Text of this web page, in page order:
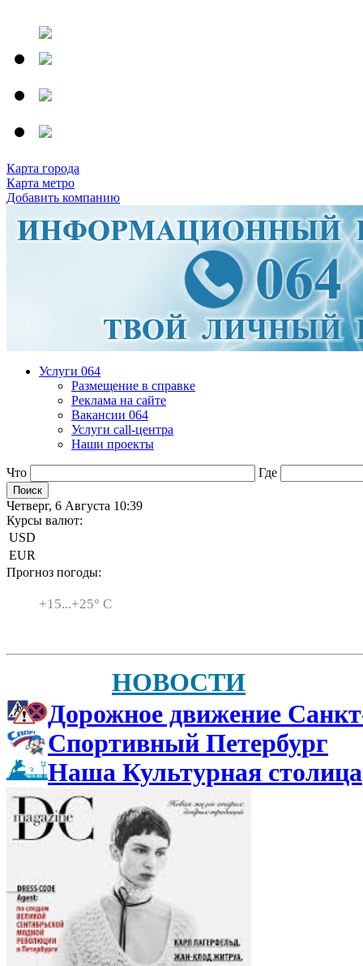
Карта города
Карта метро
Добавить компанию
Услуги 064
Размещение в справке
Реклама на сайте
Вакансии 064
Услуги call-центра
Наши проекты
Что Где
Четверг, 6 Августа 10:39
Курсы валют:
USD
EUR
Прогноз погоды:
+15...+25° C
НОВОСТИ
Дорожное движение
Спортивный Петербург
Наша Культурная столица